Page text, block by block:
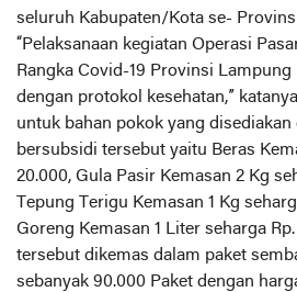
seluruh Kabupaten/Kota se-
“Pelaksanaan kegiatan Operasi
Rangka Covid-19 Provinsi
dengan protokol kesehatan,”
untuk bahan pokok yang
bersubsidi tersebut yaitu Beras
20.000, Gula Pasir Kemasan 2 Kg
Tepung Terigu Kemasan 1 Kg
Goreng Kemasan 1 Liter seharga
tersebut dikemas dalam paket
sebanyak 90.000 Paket dengan